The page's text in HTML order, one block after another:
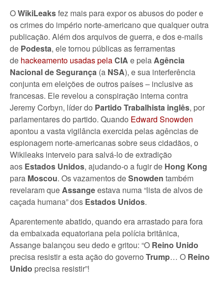
OWikiLeaksfez mais para expor os abusos do poder e
os crimes do império norte-americano que qualquer outra
publicação. Além dos arquivos de guerra, e dos e-mails
de Podesta, ele tornou públicas as ferramentas
de hackeamento usadas pelaCIA e pelaAgência
Nacional de Segurança (a NSA), e sua interferência
conjunta em eleições de outros países – inclusive as
francesas. Ele revelou a conspiração interna contra
Jeremy Corbyn, líder do Partido Trabalhista inglês, por
parlamentares do partido. Quando Edward Snowden
apontou a vasta vigilância exercida pelas agências de
espionagem norte-americanas sobre seus cidadãos, o
Wikileaks interveio para salvá-lo de extradição
aos Estados Unidos, ajudando-o a fugir de Hong Kong
para Moscou. Os vazamentos deSnowden também
revelaram queAssangeestava numa “lista de alvos de
caçada humana” dos Estados Unidos.
Aparentemente abatido, quando era arrastado para fora
da embaixada equatoriana pela polícia britânica,
Assange balançou seu dedo e gritou: “O Reino Unido
precisa resistir a esta ação do governo Trump… O Reino
Unido precisa resistir”!